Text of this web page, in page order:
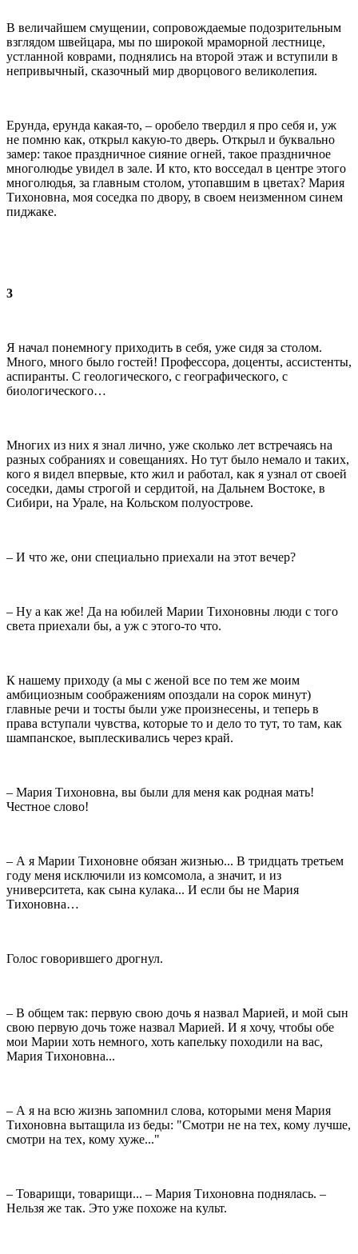
В величайшем смущении, сопровождаемые подозрительным
взглядом швейцара, мы по широкой мраморной лестнице,
устланной коврами, поднялись на второй этаж и вступили в
непривычный, сказочный мир дворцового великолепия.
Ерунда, ерунда какая-то, – оробело твердил я про себя и, уж
не помню как, открыл какую-то дверь. Открыл и буквально
замер: такое праздничное сияние огней, такое праздничное
многолюдье увидел в зале. И кто, кто восседал в центре этого
многолюдья, за главным столом, утопавшим в цветах? Мария
Тихоновна, моя соседка по двору, в своем неизменном синем
пиджаке.
3
Я начал понемногу приходить в себя, уже сидя за столом.
Много, много было гостей! Профессора, доценты, ассистенты,
аспиранты. С геологического, с географического, с
биологического…
Многих из них я знал лично, уже сколько лет встречаясь на
разных собраниях и совещаниях. Но тут было немало и таких,
кого я видел впервые, кто жил и работал, как я узнал от своей
соседки, дамы строгой и сердитой, на Дальнем Востоке, в
Сибири, на Урале, на Кольском полуострове.
– И что же, они специально приехали на этот вечер?
– Ну а как же! Да на юбилей Марии Тихоновны люди с того
света приехали бы, а уж с этого-то что.
К нашему приходу (а мы с женой все по тем же моим
амбициозным соображениям опоздали на сорок минут)
главные речи и тосты были уже произнесены, и теперь в
права вступали чувства, которые то и дело то тут, то там, как
шампанское, выплескивались через край.
– Мария Тихоновна, вы были для меня как родная мать!
Честное слово!
– А я Марии Тихоновне обязан жизнью... В тридцать третьем
году меня исключили из комсомола, а значит, и из
университета, как сына кулака... И если бы не Мария
Тихоновна…
Голос говорившего дрогнул.
– В общем так: первую свою дочь я назвал Марией, и мой сын
свою первую дочь тоже назвал Марией. И я хочу, чтобы обе
мои Марии хоть немного, хоть капельку походили на вас,
Мария Тихоновна...
– А я на всю жизнь запомнил слова, которыми меня Мария
Тихоновна вытащила из беды: "Смотри не на тех, кому лучше,
смотри на тех, кому хуже..."
– Товарищи, товарищи... – Мария Тихоновна поднялась. –
Нельзя же так. Это уже похоже на культ.